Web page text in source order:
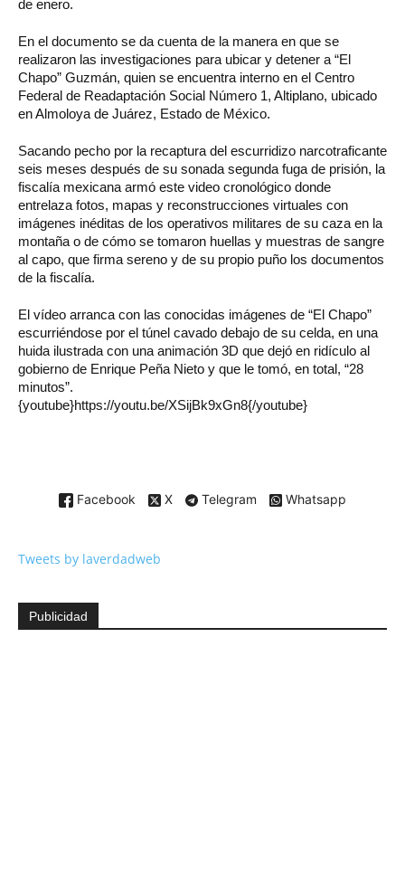
de enero.
En el documento se da cuenta de la manera en que se
realizaron las investigaciones para ubicar y detener a “El
Chapo” Guzmán, quien se encuentra interno en el Centro
Federal de Readaptación Social Número 1, Altiplano, ubicado
en Almoloya de Juárez, Estado de México.
Sacando pecho por la recaptura del escurridizo narcotraficante
seis meses después de su sonada segunda fuga de prisión, la
fiscalía mexicana armó este video cronológico donde
entrelaza fotos, mapas y reconstrucciones virtuales con
imágenes inéditas de los operativos militares de su caza en la
montaña o de cómo se tomaron huellas y muestras de sangre
al capo, que firma sereno y de su propio puño los documentos
de la fiscalía.
El vídeo arranca con las conocidas imágenes de “El Chapo”
escurriéndose por el túnel cavado debajo de su celda, en una
huida ilustrada con una animación 3D que dejó en ridículo al
gobierno de Enrique Peña Nieto y que le tomó, en total, “28
minutos”.
{youtube}https://youtu.be/XSijBk9xGn8{/youtube}
Facebook X Telegram Whatsapp
Tweets by laverdadweb
Publicidad